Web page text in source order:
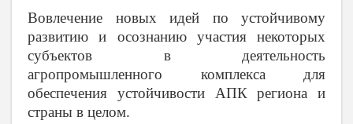
Вовлечение новых идей по устойчивому
развитию и осознанию участия некоторых
субъектов в деятельность
агропромышленного комплекса для
обеспечения устойчивости АПК региона и
страны в целом.